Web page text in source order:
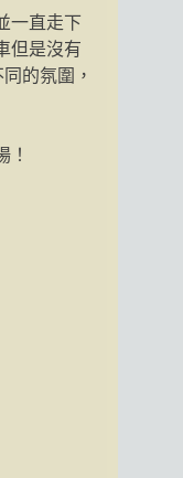
一直走下
但是沒有
的氛圍，
！